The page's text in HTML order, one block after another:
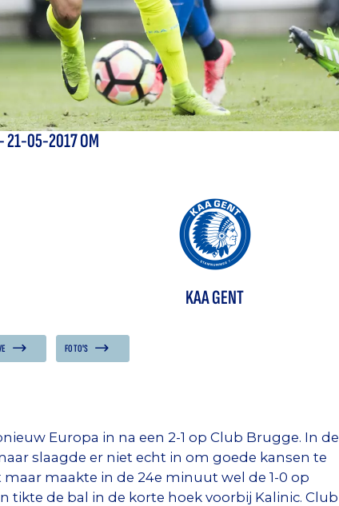
21-05-2017 OM
KAA GENT
FOTO'S
Europa in na een 2-1 op Club Brugge. In de
slaagde er niet echt in om goede kansen te
maakte in de 24e minuut wel de 1-0 op
tikte de bal in de korte hoek voorbij Kalinic. Club